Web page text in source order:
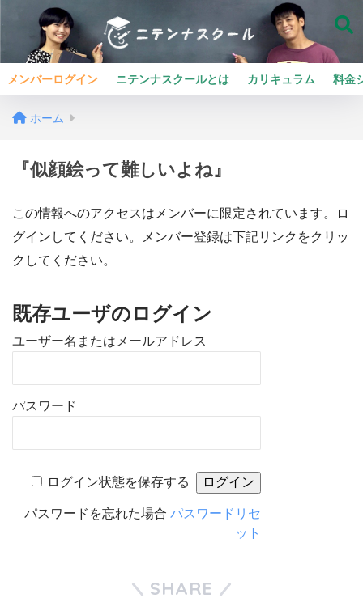
メンバーログイン ニテンナスクールとは カリキュラム 料金
ホーム
『似顔絵って難しいよね』
この情報へのアクセスはメンバーに限定されています。ロ
グインしてください。メンバー登録は下記リンクをクリッ
クしてください。
既存ユーザのログイン
ユーザー名またはメールアドレス
パスワード
ログイン状態を保存する
パスワードを忘れた場合パスワードリセ
ット
SHARE